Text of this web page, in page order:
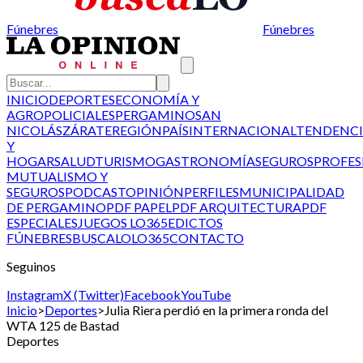
Fúnebres Fúnebres
INICIODEPORTESECONOMÍA Y
AGROPOLICIALESPERGAMINOSAN
NICOLÁSZÁRATEREGIÓNPAÍSINTERNACIONAL
Y
HOGARSALUDTURISMOGASTRONOMÍASEGUROS
MUTUALISMO Y
SEGUROSPODCASTOPINIÓNPERFILESMUNICIPALIDAD
DE PERGAMINOPDF PAPELPDF ARQUITECTURAPDF
ESPECIALESJUEGOS LO365EDICTOS
FÚNEBRESBUSCALOLO365CONTACTO
Seguinos
InstagramX (Twitter)FacebookYouTube
Inicio>Deportes>Julia Riera perdió en la primera ronda del
WTA 125 de Bastad
Deportes